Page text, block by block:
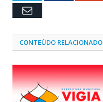
Email
CONTEÚDO RELACIONADO